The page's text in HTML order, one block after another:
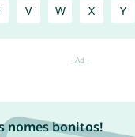
V W X Y
nomes bonitos!